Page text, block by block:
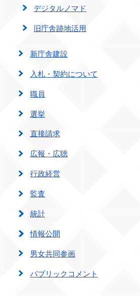
デジタルノマド
旧庁舎跡地活用
新庁舎建設
入札・契約について
職員
選挙
直接請求
広報・広聴
行政経営
監査
統計
情報公開
男女共同参画
パブリックコメント